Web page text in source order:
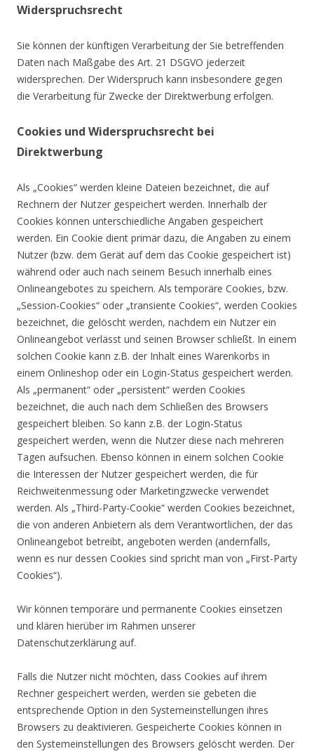
Widerspruchsrecht
Sie können der künftigen Verarbeitung der Sie betreffenden
Daten nach Maßgabe des Art. 21 DSGVO jederzeit
widersprechen. Der Widerspruch kann insbesondere gegen
die Verarbeitung für Zwecke der Direktwerbung erfolgen.
Cookies und Widerspruchsrecht bei
Direktwerbung
Als „Cookies“ werden kleine Dateien bezeichnet, die auf
Rechnern der Nutzer gespeichert werden. Innerhalb der
Cookies können unterschiedliche Angaben gespeichert
werden. Ein Cookie dient primär dazu, die Angaben zu einem
Nutzer (bzw. dem Gerät auf dem das Cookie gespeichert ist)
während oder auch nach seinem Besuch innerhalb eines
Onlineangebotes zu speichern. Als temporäre Cookies, bzw.
„Session-Cookies“ oder „transiente Cookies“, werden Cookies
bezeichnet, die gelöscht werden, nachdem ein Nutzer ein
Onlineangebot verlässt und seinen Browser schließt. In einem
solchen Cookie kann z.B. der Inhalt eines Warenkorbs in
einem Onlineshop oder ein Login-Status gespeichert werden.
Als „permanent“ oder „persistent“ werden Cookies
bezeichnet, die auch nach dem Schließen des Browsers
gespeichert bleiben. So kann z.B. der Login-Status
gespeichert werden, wenn die Nutzer diese nach mehreren
Tagen aufsuchen. Ebenso können in einem solchen Cookie
die Interessen der Nutzer gespeichert werden, die für
Reichweitenmessung oder Marketingzwecke verwendet
werden. Als „Third-Party-Cookie“ werden Cookies bezeichnet,
die von anderen Anbietern als dem Verantwortlichen, der das
Onlineangebot betreibt, angeboten werden (andernfalls,
wenn es nur dessen Cookies sind spricht man von „First-Party
Cookies“).
Wir können temporäre und permanente Cookies einsetzen
und klären hierüber im Rahmen unserer
Datenschutzerklärung auf.
Falls die Nutzer nicht möchten, dass Cookies auf ihrem
Rechner gespeichert werden, werden sie gebeten die
entsprechende Option in den Systemeinstellungen ihres
Browsers zu deaktivieren. Gespeicherte Cookies können in
den Systemeinstellungen des Browsers gelöscht werden. Der